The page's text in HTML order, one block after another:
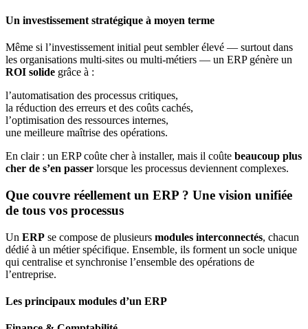
Un investissement stratégique à moyen terme
Même si l’investissement initial peut sembler élevé — surtout dans
les organisations multi-sites ou multi-métiers — un ERP génère un
ROI solide grâce à :
l’automatisation des processus critiques,
la réduction des erreurs et des coûts cachés,
l’optimisation des ressources internes,
une meilleure maîtrise des opérations.
En clair : un ERP coûte cher à installer, mais il coûte beaucoup plus
cher de s’en passer lorsque les processus deviennent complexes.
Que couvre réellement un ERP ? Une vision unifiée
de tous vos processus
Un ERP se compose de plusieurs modules interconnectés, chacun
dédié à un métier spécifique. Ensemble, ils forment un socle unique
qui centralise et synchronise l’ensemble des opérations de
l’entreprise.
Les principaux modules d’un ERP